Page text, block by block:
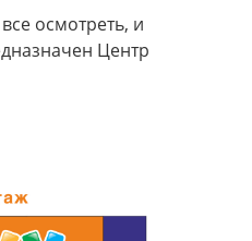
осмотреть, и
Центр